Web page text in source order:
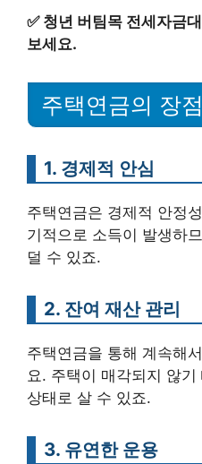
✅ 청년 버팀목 전세자금
보세요.
주택연금의 장점
1. 경제적 안심
주택연금은 경제적 안정
기적으로 소득이 발생하
덜 수 있죠.
2. 잔여 재산 관리
주택연금을 통해 계속해
요. 주택이 매각되지 않
상태로 살 수 있죠.
3. 유연한 운용